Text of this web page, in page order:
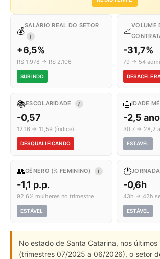
💰
SALÁRIO REAL DO SETOR
I
+6,5%
R$ 1.978 → R$ 2.106
SUBINDO
📈
VOLUME
-31,7%
79 → 54
📚ESCOLARIDADE I
-0,57
12,16 → 11,59 (índice)
DESQUALIFICANDO
🎂IDADE
-2,5
30,7 → 28,2
ESTÁVEL
👥GÊNERO (% FEMININO) I
-1,1 p.p.
92,6% mulheres no trimestre
ESTÁVEL
🕐
-0,6h
43h → 42h
ESTÁVEL
No estado de Santa Catarina, nos últimos
(trimestres 07/2025 a 06/2026), o setor